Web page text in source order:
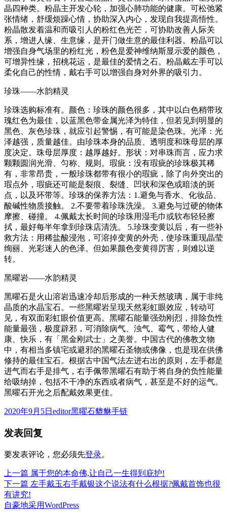
晶四种类。粉晶主开发心轮，加强心肺功能的健康。可松弛紧
张情绪，舒缓烦躁心情，协助深入内心，发现自我提高悟性。
粉晶散发着温和而吸引人的粉红色光芒，可协助改善人际关
系，增进人缘、生意缘，是开门做生意的最佳利器。粉晶可以
增强自身气场里的粉红光，粉色是爱神维纳斯显示爱的颜色，
可增异性缘，招桃花运，是最佳的爱情之石。粉晶戴左手可以
柔化自己的性情，戴右手可以增强自身对外界的吸引力。
珍珠——水韵精灵
珍珠选购标准有。颜色：珍珠的颜色很多，其中以白色稍带玫
瑰红色为最佳，以蓝黑色带金属光泽为特佳，但若见到明显的
黑色、灰色珍珠，就应引起警惕，有可能是染色珠。光泽：光
泽越强，质量越佳。由珍珠本身的品质、透明度和珠母层的厚
度决定。珠母层厚度：越厚越好。形状：对串珠而言，应力求
颗颗圆润光滑、匀称、规则。瑕疵：没有瑕疵的珍珠极其稀
有，非常昂贵，一般珍珠都带有很小的瑕疵，除了向外突出的
瑕点外，瑕疵还可能是裂痕、裂缝、凹状和深色或暗淡的斑
点，以及环带等。珍珠的保养方法：1.避免与香水、化妆品、
酸碱性物质接触。 2.不要带着珍珠洗澡。 3.避免与过硬的物体
摩擦、碰撞。 4.佩戴太长时间的珍珠用湿毛巾或软布轻轻擦
拭，最好每半年拿到珍珠店清洗。 5.珍珠变黄以后，有一些补
救方法：用稀盐酸浸泡，可溶掉变黄的外壳，使珍珠重现晶莹
绚丽、光彩迷人的色泽。但如果颜色变黄得厉害，则难以逆
转。
黑曜岩——水韵精灵
黑曜石是火山溶岩迅速冷却后形成的一种天然玻璃，属于非纯
晶质的水晶宝石。一些黑曜岩呈现天然彩虹眼效应，转动可
见，有双面彩虹眼价值更高。黑曜石能量强劲刚烈，排除负性
能量最强，极度辟邪，可消除病气、浊气、霉气，带给人健
康、快乐，有「黑金刚武士」之美誉。中国古代的佛教文物
中，有相当多镇宅或避邪的黑曜石圣物或佛像，也是现在供佛
修持的最佳宝石。根据古中国气法左进右出的原则，左手都是
进气而右手是排气，右手佩带黑曜石有助于将自身的负性能量
给吸纳掉，包括不干净的东西或者病气，甚至是不好的运气。
黑曜石开光之后配戴效果更佳。
发
于
2020年9月5日 作
editor分
黑曜石貔貅手链
发表回复
要发表评论，您必须先登录。
文
章
导
上一篇 上
篇
文
章：
属于您的本命佛,让自己一生得到庇护!
下一篇 下
篇
文
左手戴玉右手戴银这个说法有什么根据?佩戴首饰也很
有讲究!
自豪地采用WordPress